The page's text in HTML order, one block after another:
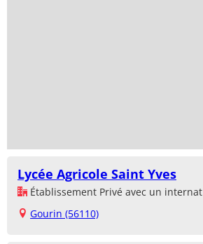
Lycée Agricole Saint Yves
Établissement Privé avec un internat
Gourin (56110)